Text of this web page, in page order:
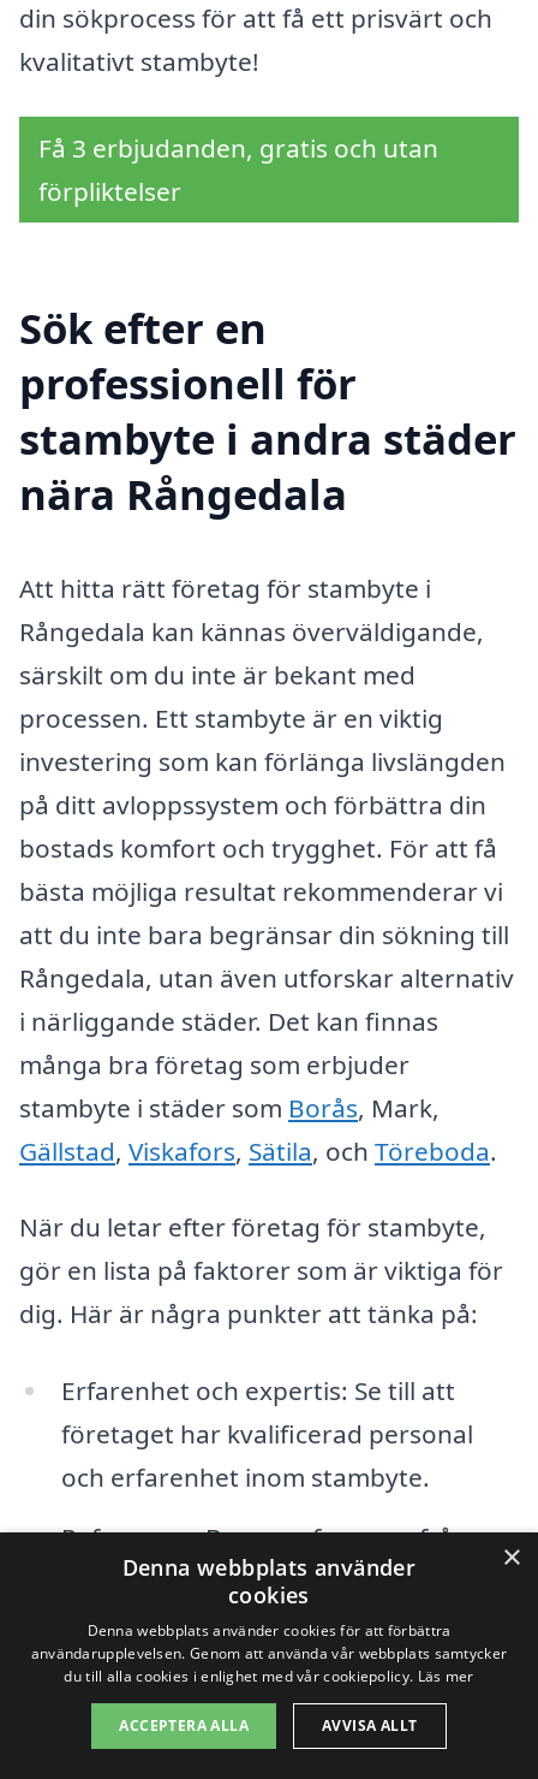
din sökprocess för att få ett prisvärt och
kvalitativt stambyte!
Få 3 erbjudanden, gratis och utan
förpliktelser
Sök efter en
professionell för
stambyte i andra städer
nära Rångedala
Att hitta rätt företag för stambyte i
Rångedala kan kännas överväldigande,
särskilt om du inte är bekant med
processen. Ett stambyte är en viktig
investering som kan förlänga livslängden
på ditt avloppssystem och förbättra din
bostads komfort och trygghet. För att få
bästa möjliga resultat rekommenderar vi
att du inte bara begränsar din sökning till
Rångedala, utan även utforskar alternativ
i närliggande städer. Det kan finnas
många bra företag som erbjuder
stambyte i städer som Borås, Mark,
Gällstad, Viskafors, Sätila, och Töreboda.
När du letar efter företag för stambyte,
gör en lista på faktorer som är viktiga för
dig. Här är några punkter att tänka på:
Erfarenhet och expertis: Se till att
företaget har kvalificerad personal
och erfarenhet inom stambyte.
Referenser: Be om referenser från
tidigare kunder för att få en
uppfattning om företagets kvalitet.
Offert: Begär flera offerter för att
jämföra priser och tjänster. Det kan
×
Denna webbplats använder
cookies
Denna webbplats använder cookies för att förbättra
användarupplevelsen. Genom att använda vår webbplats samtycker
du till alla cookies i enlighet med vår cookiepolicy. Läs mer
ACCEPTERA ALLA AVVISA ALLT